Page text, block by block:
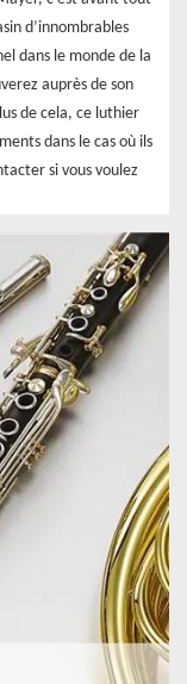
d’innombrables
dans le monde de la
auprès de son
de cela, ce luthier
dans le cas où ils
si vous voulez